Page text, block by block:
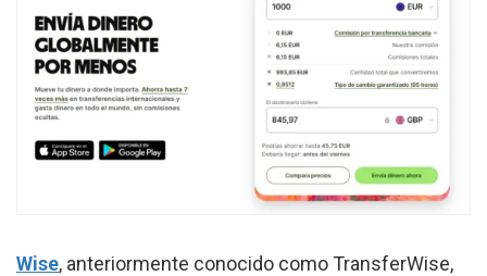
Wise, anteriormente conocido como TransferWise,